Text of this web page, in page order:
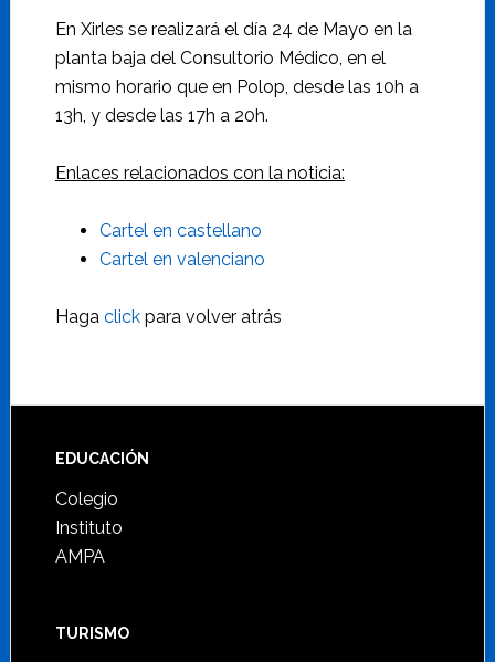
En Xirles se realizará el día 24 de Mayo en la
planta baja del Consultorio Médico, en el
mismo horario que en Polop, desde las 10h a
13h, y desde las 17h a 20h.
Enlaces relacionados con la noticia:
Cartel en castellano
Cartel en valenciano
Haga clickpara volver atrás
Footer
EDUCACIÓN
Colegio
Instituto
AMPA
TURISMO